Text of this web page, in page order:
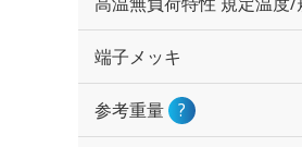
端子メッキ
参考重量 ?